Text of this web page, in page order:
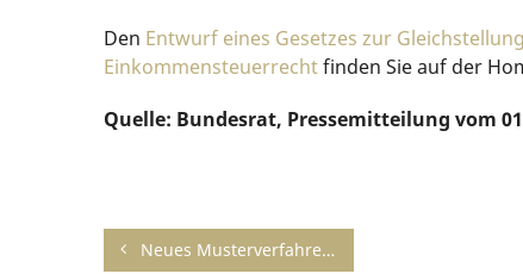
Den Entwurf eines Gesetzes zur
Einkommensteuerrechtfinden Sie auf der
Quelle: Bundesrat, Pressemitteilung vom
Neues Musterverfahren des BdSt: Notarkosten bei Betriebsübertragung an die nächste Generation